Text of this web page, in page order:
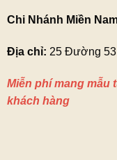
Chi Nhánh Miền
Địa chỉ: 25 Đường 53
Miễn phí mang mẫu
khách hàng